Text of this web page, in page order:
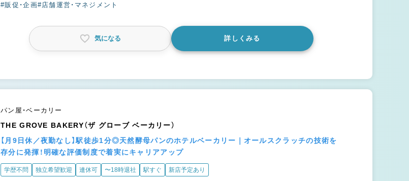
#販促・企画#店舗運営・マネジメント
気になる 詳しくみる
パン屋・ベーカリー
THE GROVE BAKERY（ザ グローブ ベーカリー）
【月9日休／夜勤なし】駅徒歩1分◎天然酵母パンのホテルベーカリー｜オールスクラッチの技術を
存分に発揮！明確な評価制度で着実にキャリアアップ
学歴不問 独立希望歓迎 連休可 〜18時退社 駅すぐ 新店予定あり